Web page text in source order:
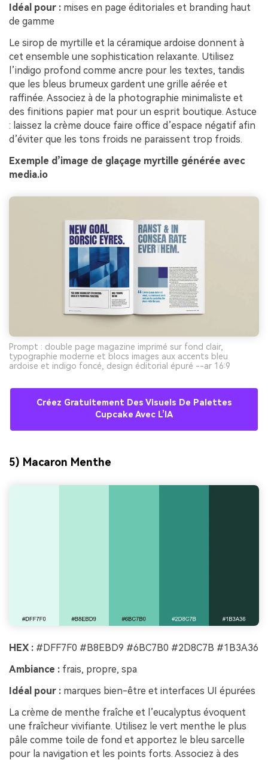
Idéal pour : mises en page éditoriales et branding haut
de gamme
Le sirop de myrtille et la céramique ardoise donnent à
cet ensemble une sophistication relaxante. Utilisez
l’indigo profond comme ancre pour les textes, tandis
que les bleus brumeux gardent une grille aérée et
raffinée. Associez à de la photographie minimaliste et
des finitions papier mat pour un esprit boutique. Astuce
: laissez la crème douce faire office d’espace négatif afin
d’éviter que les tons froids ne paraissent trop froids.
Exemple d’image de glaçage myrtille générée avec
media.io
Prompt : double page magazine imprimé sur fond clair,
typographie moderne et blocs images aux accents bleu
ardoise et indigo foncé, design éditorial épuré --ar 16:9
Créez Gratuitement Des Visuels De Palettes
Cupcake Avec L’IA
5) Macaron Menthe
HEX : #DFF7F0 #B8EBD9 #6BC7B0 #2D8C7B #1B3A36
Ambiance : frais, propre, spa
Idéal pour : marques bien-être et interfaces UI épurées
La crème de menthe fraîche et l’eucalyptus évoquent
une fraîcheur vivifiante. Utilisez le vert menthe le plus
pâle comme toile de fond et apportez le bleu sarcelle
pour la navigation et les points forts. Associez à des